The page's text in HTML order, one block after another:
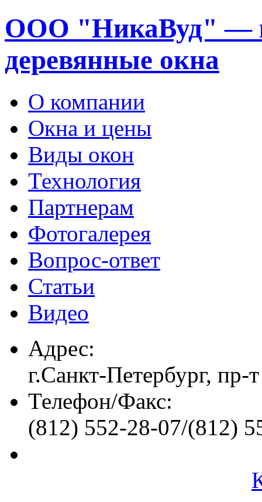
ООО "НикаВуд" —
деревянные окна
О компании
Окна и цены
Виды окон
Технология
Партнерам
Фотогалерея
Вопрос-ответ
Статьи
Видео
Адрес:
г.Санкт-Петербург, пр-
Телефон/Факс:
(812) 552-28-07/(812)